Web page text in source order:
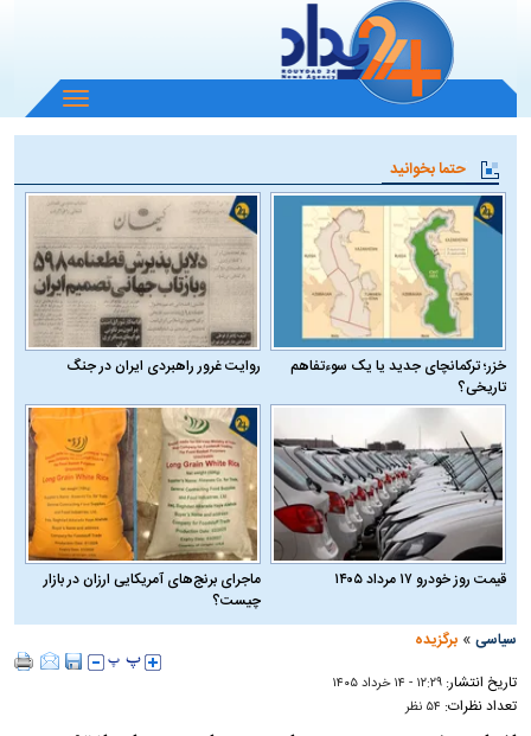
باز
و
منو
حتما بخوانید
خزر؛ ترکمانچای جدید یا یک سوءتفاهم
تاریخی؟
روایت غرور راهبردی ایران در جنگ
قیمت روز خودرو ۱۷ مرداد ۱۴۰۵
ماجرای برنج‌های آمریکایی ارزان در بازار
چیست؟
سیاسی »برگزیده
تاریخ انتشار:۱۲:۲۹ - ۱۴ خرداد ۱۴۰۵
تعداد نظرات: ۵۴ نظر